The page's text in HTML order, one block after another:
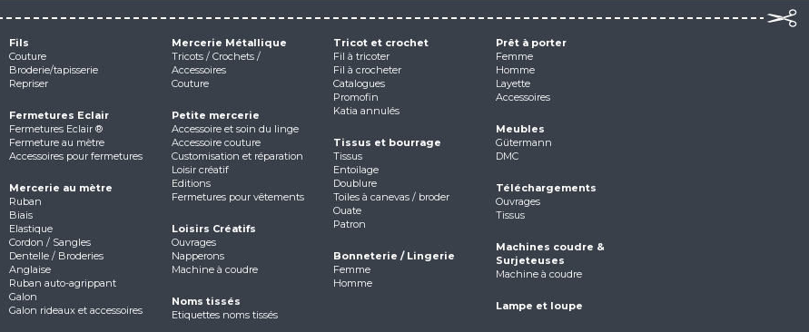
Fils
Couture
Broderie/tapisserie
Repriser
Fermetures Eclair
Fermetures Eclair ®
Fermeture au mètre
Accessoires pour fermetures
Mercerie au mètre
Ruban
Biais
Elastique
Cordon / Sangles
Dentelle / Broderies
Anglaise
Ruban auto-agrippant
Galon
Galon rideaux et accessoires
Mercerie Métallique
Tricots / Crochets /
Accessoires
Couture
Petite mercerie
Accessoire et soin du linge
Accessoire couture
Customisation et réparation
Loisir créatif
Editions
Fermetures pour vêtements
Loisirs Créatifs
Ouvrages
Napperons
Machine à coudre
Noms tissés
Etiquettes noms tissés
Tricot et crochet
Fil à tricoter
Fil à crocheter
Catalogues
Promofin
Katia annulés
Tissus et bourrage
Tissus
Entoilage
Doublure
Toiles à canevas / broder
Ouate
Patron
Bonneterie / Lingerie
Femme
Homme
Prêt à porter
Femme
Homme
Layette
Accessoires
Meubles
Gütermann
DMC
Téléchargements
Ouvrages
Tissus
Machines coudre &
Surjeteuses
Machine à coudre
Lampe et loupe